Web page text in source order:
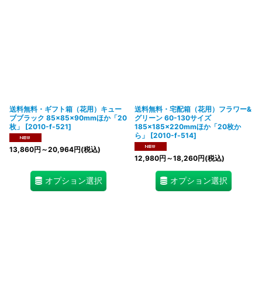
送料無料・ギフト箱（花用）キュー
ブブラック 85×85×90mmほか「20
枚」
[2010-f-521]
13,860円 ～20,964円(税込)
オプション選択
送料無料・宅配箱（花用）フラワー&
グリーン 60-130サイズ
185×185×220mmほか「20枚か
ら」
[2010-f-514]
12,980円 ～18,260円(税込)
オプション選択